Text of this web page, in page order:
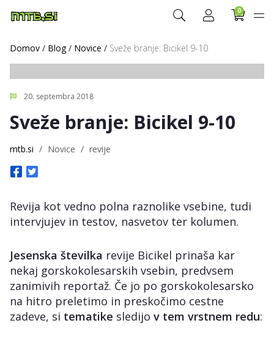
0
Domov / Blog/ Novice / Sveže branje: Bicikel 9-10
20. septembra 2018
Sveže branje: Bicikel 9-10
mtb.si / Novice / revije
Revija kot vedno polna raznolike vsebine, tudi
intervjujev in testov, nasvetov ter kolumen.
Jesenska številka revije Bicikel prinaša kar
nekaj gorskokolesarskih vsebin, predvsem
zanimivih reportaž. Če jo po gorskokolesarsko
na hitro preletimo in preskočimo cestne
zadeve, si tematike sledijo v tem vrstnem redu: